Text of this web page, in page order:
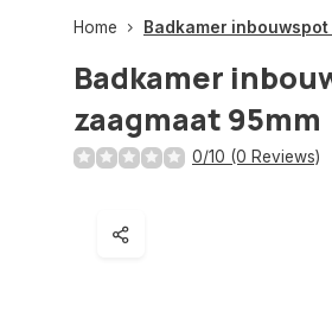
Home Badkamer
Badkamer
zaagmaat 95mm
0/10 (0 Reviews)